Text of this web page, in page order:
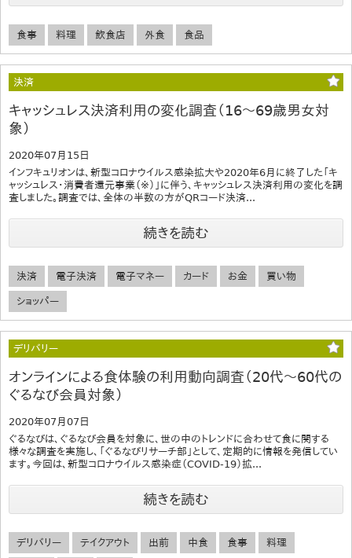
食事 料理 飲食店 外食 食品
決済
キャッシュレス決済利用の変化調査（16～69歳男女対
象）
2020年07月15日
インフキュリオンは、新型コロナウイルス感染拡大や2020年6月に終了した「キ
ャッシュレス・消費者還元事業（※）」に伴う、キャッシュレス決済利用の変化を調
査しました。調査では、全体の半数の方がQRコード決済...
続きを読む
決済 電子決済 電子マネー カード お金 買い物
ショッパー
デリバリー
オンラインによる食体験の利用動向調査（20代～60代の
ぐるなび会員対象）
2020年07月07日
ぐるなびは、ぐるなび会員を対象に、世の中のトレンドに合わせて食に関する
様々な調査を実施し、「ぐるなびリサーチ部」として、定期的に情報を発信してい
ます。今回は、新型コロナウイルス感染症（COVID-19）拡...
続きを読む
デリバリー テイクアウト 出前 中食 食事 料理